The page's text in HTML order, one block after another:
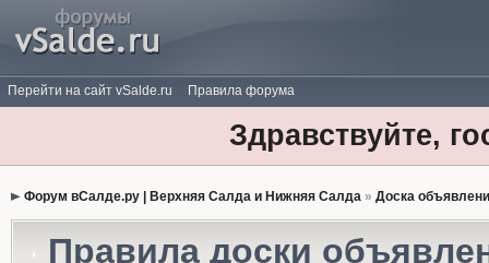
Перейти на сайт vSalde.ru Правила форума
Здравствуйте,
Форум вСалде.ру | Верхняя Салда и Нижняя Салда» Доска
Правила доски